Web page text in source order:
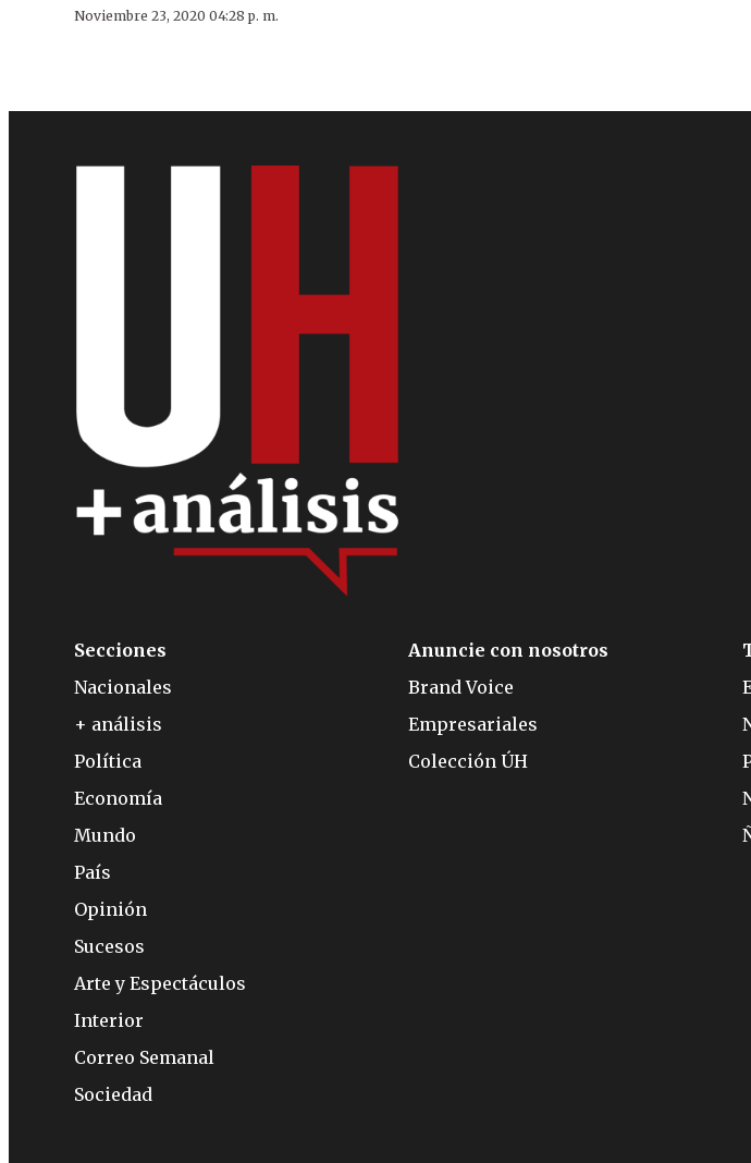
Noviembre 23, 2020 04:28 p. m.
Secciones
Nacionales
+ análisis
Política
Economía
Mundo
País
Opinión
Sucesos
Arte y Espectáculos
Interior
Correo Semanal
Sociedad
Anuncie con nosotros
Brand Voice
Empresariales
Colección ÚH